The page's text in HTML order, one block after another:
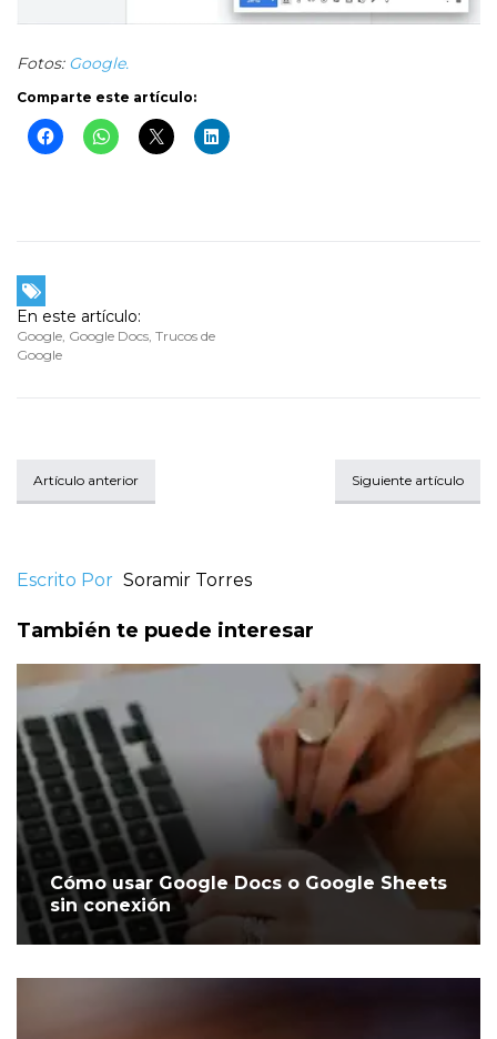
Fotos: Google.
Comparte este artículo:
En este artículo:
Google, Google Docs, Trucos de
Google
Artículo anterior Siguiente artículo
Escrito Por Soramir Torres
También te puede interesar
Cómo usar Google Docs o Google Sheets
sin conexión